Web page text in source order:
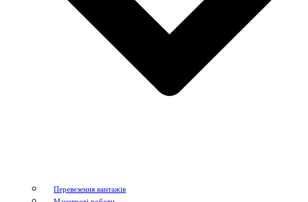
Перевезення вантажів